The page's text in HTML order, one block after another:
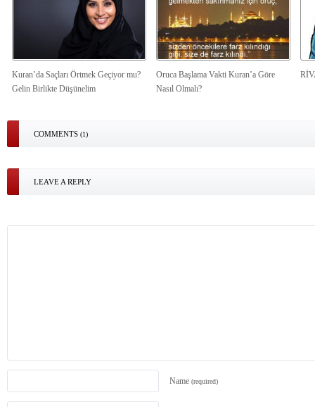
Kuran’da Saçları Örtmek Geçiyor mu?
Gelin Birlikte Düşünelim
Oruca Başlama Vakti Kuran’a Göre
Nasıl Olmalı?
COMMENTS (1)
LEAVE A REPLY
Name (required)